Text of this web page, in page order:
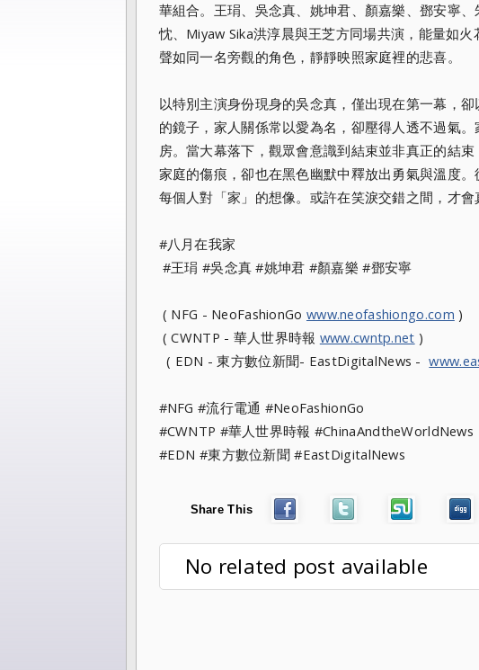
華組合。王琄、吳念真、姚坤君、顏嘉樂、鄧安寧
忱、Miyaw Sika洪淳晨與王芝方同場共演，能量如
聲如同一名旁觀的角色，靜靜映照家庭裡的悲喜。
以特別主演身份現身的吳念真，僅出現在第一幕，
的鏡子，家人關係常以愛為名，卻壓得人透不過氣
房。當大幕落下，觀眾會意識到結束並非真正的結
家庭的傷痕，卻也在黑色幽默中釋放出勇氣與溫度
每個人對「家」的想像。或許在笑淚交錯之間，才
#八月在我家
#王琄 #吳念真 #姚坤君 #顏嘉樂 #鄧安寧
( NFG - NeoFashionGo www.neofashiongo.com )
( CWNTP - 華人世界時報 www.cwntp.net )
( EDN - 東方數位新聞- EastDigitalNews -
#NFG #流行電通 #NeoFashionGo
#CWNTP #華人世界時報
#EDN #東方數位新聞 #EastDigitalNews
Share This
No related post available